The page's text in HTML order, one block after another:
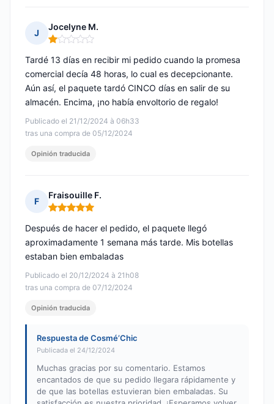
J
Jocelyne M.
Nota: 1 de 5
Publicado el 21/12/2024 à 06h33
tras una compra de 05/12/2024
Tardé 13 días en recibir mi pedido cuando la promesa
comercial decía 48 horas, lo cual es decepcionante.
Aún así, el paquete tardó CINCO días en salir de su
almacén. Encima, ¡no había envoltorio de regalo!
Opinión traducida
F
Fraisouille F.
Nota: 5 de 5
Publicado el 20/12/2024 à 21h08
tras una compra de 07/12/2024
Después de hacer el pedido, el paquete llegó
aproximadamente 1 semana más tarde. Mis botellas
estaban bien embaladas
Opinión traducida
Respuesta de Cosmé’Chic
Publicada el 24/12/2024
Muchas gracias por su comentario. Estamos
encantados de que su pedido llegara rápidamente y
de que las botellas estuvieran bien embaladas. Su